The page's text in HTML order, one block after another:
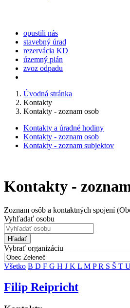
opustili nás
stavebný úrad
rezervácia KD
územný plán
zvoz odpadu
Úvodná stránka
Kontakty
Kontakty - zoznam osob
Kontakty a úradné hodiny
Kontakty - zoznam osob
Kontakty - zoznam subjektov
Kontakty -
Zoznam osôb a kontaktných spojení
Vyhľadať osobu
Hľadať
Vybrať organizáciu
Všetko B D F G H J K L M PR S Š T
Filip Reipricht